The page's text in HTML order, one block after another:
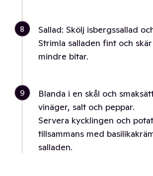
8
Sallad: Skölj isbergssallad
Strimla salladen fint och
mindre bitar.
9
Blanda i en skål och
vinäger, salt och peppar.
Servera kycklingen och
tillsammans med
salladen.